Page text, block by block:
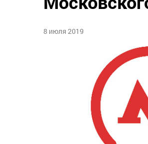
8 июля 2019